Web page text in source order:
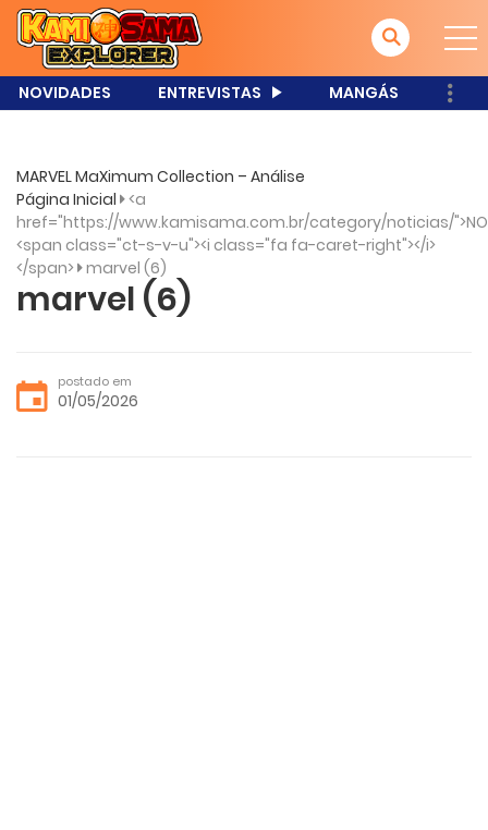
NOVIDADES ENTREVISTAS MANGÁS
MARVEL MaXimum Collection – Análise
Página Inicial <a
href="https://www.kamisama.com.br/category/noticias/
<span class="ct-s-v-u"><i class="fa fa-caret-right"></i>
</span> marvel (6)
marvel (6)
postado em
01/05/2026